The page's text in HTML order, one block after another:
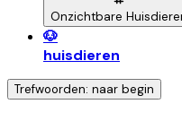
Onzichtbare
🐶
huisdieren
Trefwoorden: naar begin